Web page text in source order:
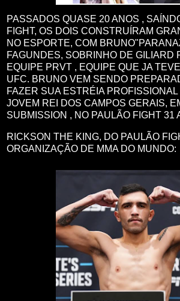
PASSADOS QUASE 20 ANOS ,
FIGHT, OS DOIS CONSTRUÍRAM
NO ESPORTE, COM
FAGUNDES, SOBRINHO DE GILIARD
EQUIPE PRVT , EQUIPE QUE JA
UFC. BRUNO VEM SENDO
FAZER SUA ESTRÉIA
JOVEM REI DOS CAMPOS GERAIS,
SUBMISSION , NO PAULÃO FIGHT 31
RICKSON THE KING, DO PAULÃO
ORGANIZAÇÃO DE MMA DO MUNDO: